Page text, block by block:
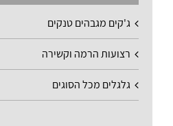
ג'קים מגבהים טנקים
רצועות הרמה וקשירה
גלגלים מכל הסוגים